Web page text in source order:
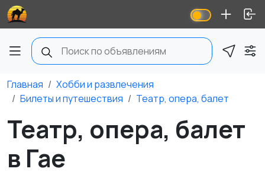
Главная
Хобби и развлечения
Билеты и путешествия
Театр, опера, балет
Театр, опера, балет
в Гае